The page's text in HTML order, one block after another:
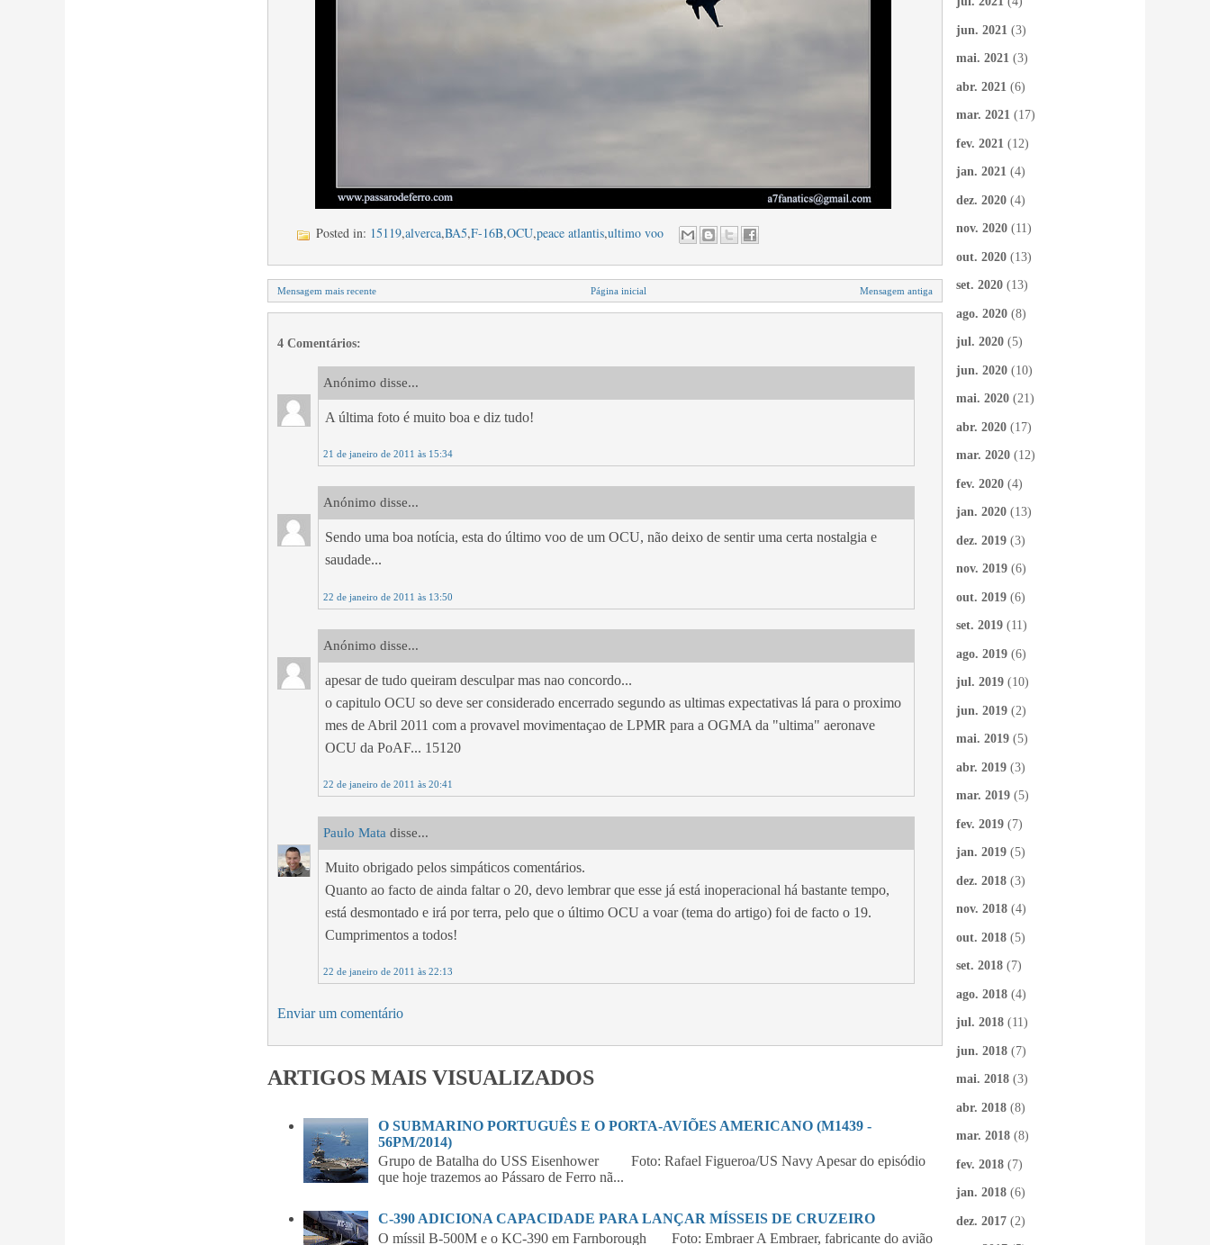
Posted in: 15119,alverca,BA5,F-16B,OCU,peace atlantis,ultimo voo
Mensagem mais recente Mensagem antiga
Página inicial
4 Comentários:
Anónimo disse...
A última foto é muito boa e diz tudo!
21 de janeiro de 2011 às 15:34
Anónimo disse...
Sendo uma boa notícia, esta do último voo de um OCU, não deixo de sentir uma certa nostalgia e
saudade...
22 de janeiro de 2011 às 13:50
Anónimo disse...
apesar de tudo queiram desculpar mas nao concordo...
o capitulo OCU so deve ser considerado encerrado segundo as ultimas expectativas lá para o proximo
mes de Abril 2011 com a provavel movimentaçao de LPMR para a OGMA da "ultima" aeronave
OCU da PoAF... 15120
22 de janeiro de 2011 às 20:41
Paulo Mata disse...
Muito obrigado pelos simpáticos comentários.
Quanto ao facto de ainda faltar o 20, devo lembrar que esse já está inoperacional há bastante tempo,
está desmontado e irá por terra, pelo que o último OCU a voar (tema do artigo) foi de facto o 19.
Cumprimentos a todos!
22 de janeiro de 2011 às 22:13
Enviar um comentário
ARTIGOS MAIS VISUALIZADOS
O SUBMARINO PORTUGUÊS E O PORTA-AVIÕES AMERICANO (M1439 -
56PM/2014)
Grupo de Batalha do USS Eisenhower Foto: Rafael Figueroa/US Navy Apesar do episódio
que hoje trazemos ao Pássaro de Ferro nã...
C-390 ADICIONA CAPACIDADE PARA LANÇAR MÍSSEIS DE CRUZEIRO
O míssil B-500M e o KC-390 em Farnborough Foto: Embraer A Embraer, fabricante do avião
jun. 2021 (3)
mai. 2021 (3)
abr. 2021 (6)
mar. 2021 (17)
fev. 2021 (12)
jan. 2021 (4)
dez. 2020 (4)
nov. 2020 (11)
out. 2020 (13)
set. 2020 (13)
ago. 2020 (8)
jul. 2020 (5)
jun. 2020 (10)
mai. 2020 (21)
abr. 2020 (17)
mar. 2020 (12)
fev. 2020 (4)
jan. 2020 (13)
dez. 2019 (3)
nov. 2019 (6)
out. 2019 (6)
set. 2019 (11)
ago. 2019 (6)
jul. 2019 (10)
jun. 2019 (2)
mai. 2019 (5)
abr. 2019 (3)
mar. 2019 (5)
fev. 2019 (7)
jan. 2019 (5)
dez. 2018 (3)
nov. 2018 (4)
out. 2018 (5)
set. 2018 (7)
ago. 2018 (4)
jul. 2018 (11)
jun. 2018 (7)
mai. 2018 (3)
abr. 2018 (8)
mar. 2018 (8)
fev. 2018 (7)
jan. 2018 (6)
dez. 2017 (2)